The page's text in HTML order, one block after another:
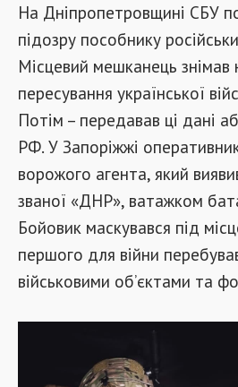
На Дніпропетровщині СБУ
підозру пособнику
Місцевий мешканець
пересування української
Потім – передавав ці дані
РФ. У Запоріжжі
ворожого агента, який
званої «ДНР», ватажком
Бойовик маскувався під
першого для війни
військовими об’єктами та